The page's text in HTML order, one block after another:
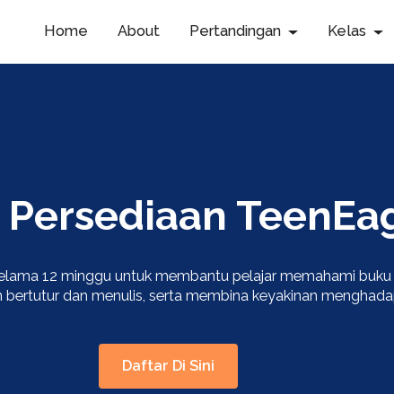
Home About Pertandingan Kelas
Persediaan
12 minggu untuk membantu pelajar memahami buku
bertutur dan menulis, serta membina keyakinan
Daftar Di Sini